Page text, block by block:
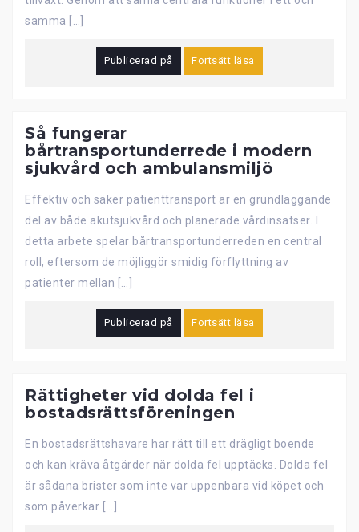
samma […]
Publicerad på Fortsätt läsa
Så fungerar
bårtransportunderrede i modern
sjukvård och ambulansmiljö
Effektiv och säker patienttransport är en grundläggande
del av både akutsjukvård och planerade vårdinsatser. I
detta arbete spelar bårtransportunderreden en central
roll, eftersom de möjliggör smidig förflyttning av
patienter mellan […]
Publicerad på Fortsätt läsa
Rättigheter vid dolda fel i
bostadsrättsföreningen
En bostadsrättshavare har rätt till ett drägligt boende
och kan kräva åtgärder när dolda fel upptäcks. Dolda fel
är sådana brister som inte var uppenbara vid köpet och
som påverkar […]